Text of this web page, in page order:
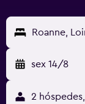
Roanne,
sex 14/8
2